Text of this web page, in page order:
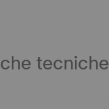
tecniche